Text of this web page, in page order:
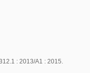
: 2013/A1 : 2015.